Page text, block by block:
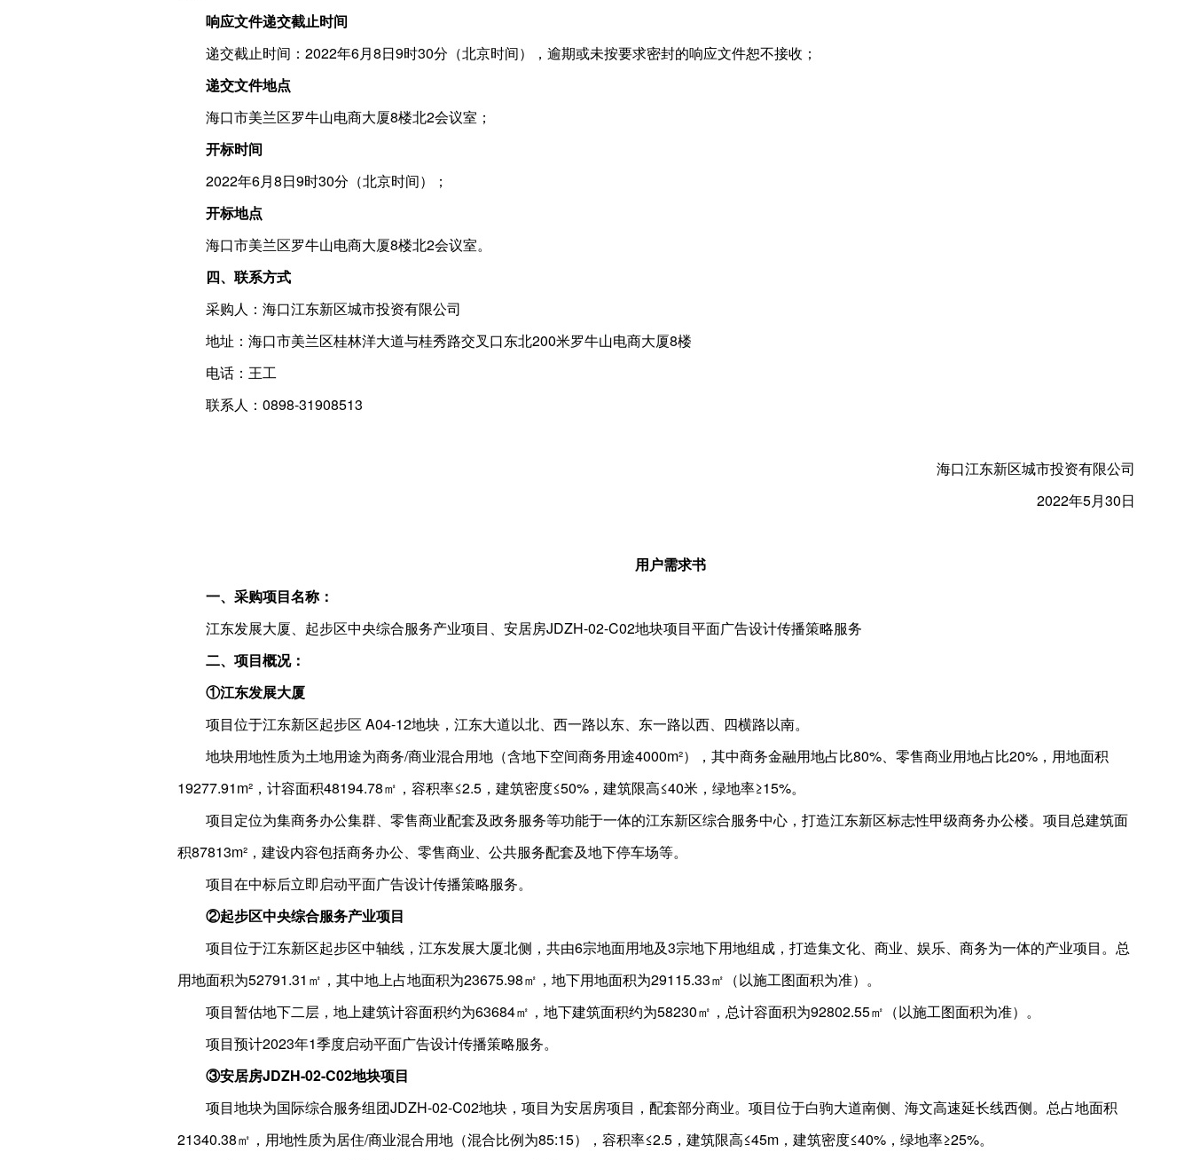
响应文件递交截止时间
递交截止时间：2022年6月8日9时30分（北京时间），逾期或未按要求密封的响应文件恕不接收；
递交文件地点
海口市美兰区罗牛山电商大厦8楼北2会议室；
开标时间
2022年6月8日9时30分（北京时间）；
开标地点
海口市美兰区罗牛山电商大厦8楼北2会议室。
四、联系方式
采购人：海口江东新区城市投资有限公司
地址：海口市美兰区桂林洋大道与桂秀路交叉口东北200米罗牛山电商大厦8楼
电话：王工
联系人：0898-31908513
海口江东新区城市投资有限公司
2022年5月30日
用户需求书
一、采购项目名称：
江东发展大厦、起步区中央综合服务产业项目、安居房JDZH-02-C02地块项目平面广告设计传播策略服务
二、项目概况：
①江东发展大厦
项目位于江东新区起步区 A04-12地块，江东大道以北、西一路以东、东一路以西、四横路以南。
地块用地性质为土地用途为商务/商业混合用地（含地下空间商务用途4000m²），其中商务金融用地占比80%、零售商业用地占比20%，用地面积
19277.91m²，计容面积48194.78㎡，容积率≤2.5，建筑密度≤50%，建筑限高≤40米，绿地率≥15%。
项目定位为集商务办公集群、零售商业配套及政务服务等功能于一体的江东新区综合服务中心，打造江东新区标志性甲级商务办公楼。项目总建筑面
积87813m²，建设内容包括商务办公、零售商业、公共服务配套及地下停车场等。
项目在中标后立即启动平面广告设计传播策略服务。
②起步区中央综合服务产业项目
项目位于江东新区起步区中轴线，江东发展大厦北侧，共由6宗地面用地及3宗地下用地组成，打造集文化、商业、娱乐、商务为一体的产业项目。总
用地面积为52791.31㎡，其中地上占地面积为23675.98㎡，地下用地面积为29115.33㎡（以施工图面积为准）。
项目暂估地下二层，地上建筑计容面积约为63684㎡，地下建筑面积约为58230㎡，总计容面积为92802.55㎡（以施工图面积为准）。
项目预计2023年1季度启动平面广告设计传播策略服务。
③安居房JDZH-02-C02地块项目
项目地块为国际综合服务组团JDZH-02-C02地块，项目为安居房项目，配套部分商业。项目位于白驹大道南侧、海文高速延长线西侧。总占地面积
21340.38㎡，用地性质为居住/商业混合用地（混合比例为85:15），容积率≤2.5，建筑限高≤45m，建筑密度≤40%，绿地率≥25%。